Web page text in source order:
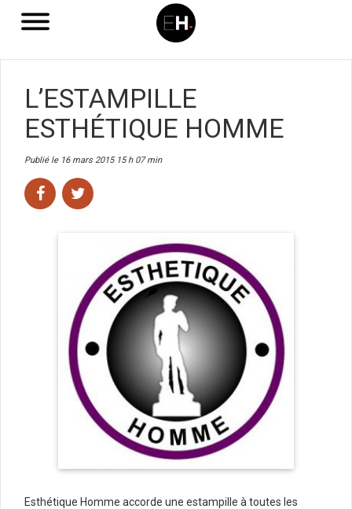
L’ESTAMPILLE
ESTHÉTIQUE HOMME
Publié le 16 mars 2015 15 h 07 min
Esthétique Homme accorde une estampille à toutes les